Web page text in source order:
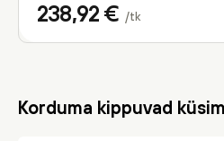
238,92 € /tk
Korduma kippuvad